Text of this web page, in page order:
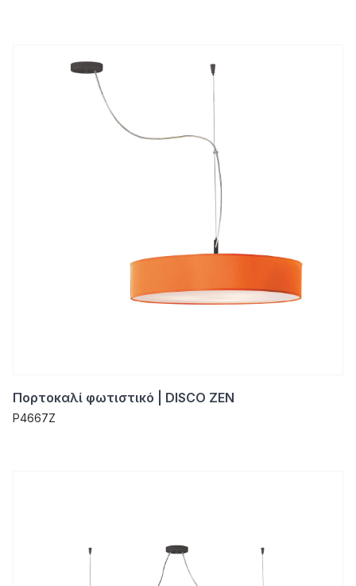
Πορτοκαλί φωτιστικό | DISCO ZEN
P4667Z